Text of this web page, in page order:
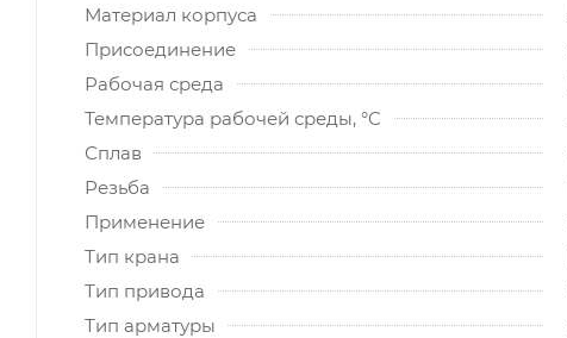
Материал корпуса
Присоединение
Рабочая среда
Температура рабочей среды, °C
Сплав
Резьба
Применение
Тип крана
Тип привода
Тип арматуры